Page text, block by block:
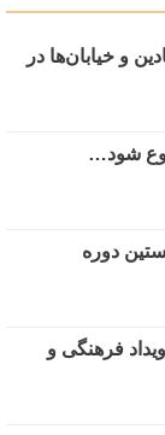
و خیابان‌ها در
شود…
دوره
فرهنگی و‌